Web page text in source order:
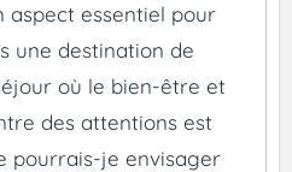
aspect essentiel pour
une destination de
où le bien-être et
des attentions est
pourrais-je envisager